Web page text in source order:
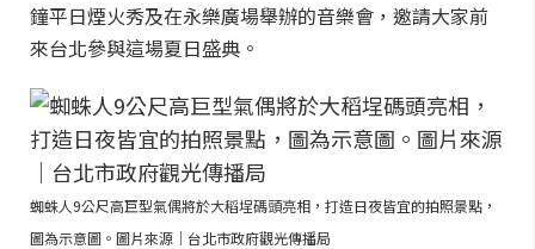
鐘平日煙火秀及在永樂廣場舉辦的音樂會，邀請大家前
來台北參與這場夏日盛典。
蜘蛛人9公尺高巨型氣偶將於大稻埕碼頭亮相，打造日夜皆宜的拍照景點，
圖為示意圖。圖片來源｜台北市政府觀光傳播局